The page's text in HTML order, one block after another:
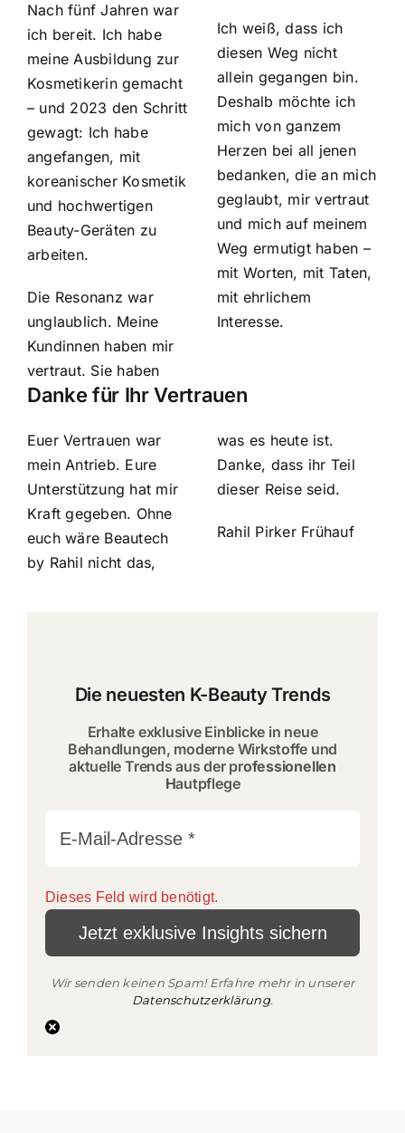
Nach fünf Jahren war
ich bereit. Ich habe
meine Ausbildung zur
Kosmetikerin gemacht
– und 2023 den Schritt
gewagt: Ich habe
angefangen, mit
koreanischer Kosmetik
und hochwertigen
Beauty-Geräten zu
arbeiten.
Die Resonanz war
unglaublich. Meine
Kundinnen haben mir
vertraut. Sie haben
Ich weiß, dass ich
diesen Weg nicht
allein gegangen bin.
Deshalb möchte ich
mich von ganzem
Herzen bei all jenen
bedanken, die an mich
geglaubt, mir vertraut
und mich auf meinem
Weg ermutigt haben –
mit Worten, mit Taten,
mit ehrlichem
Interesse.
Danke für Ihr Vertrauen
Euer Vertrauen war
mein Antrieb. Eure
Unterstützung hat mir
Kraft gegeben. Ohne
euch wäre Beautech
by Rahil nicht das,
was es heute ist.
Danke, dass ihr Teil
dieser Reise seid.
Rahil Pirker Frühauf
Die neuesten K-Beauty Trends
Erhalte exklusive Einblicke in neue
Behandlungen, moderne Wirkstoffe und
aktuelle Trends aus der professionellen
Hautpflege
Dieses Feld wird benötigt.
Wir senden keinen Spam! Erfahre mehr in unserer
Datenschutzerklärung.